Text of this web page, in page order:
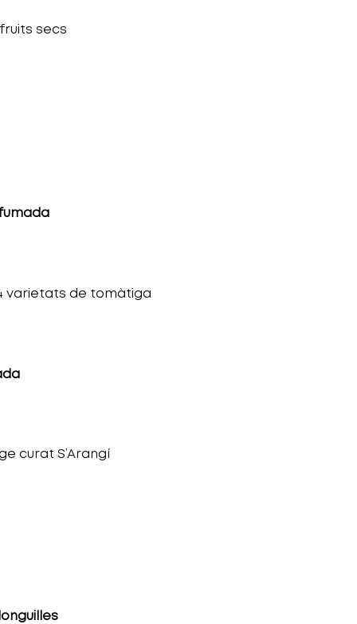
secs
varietats de tomàtiga
curat S’Arangí